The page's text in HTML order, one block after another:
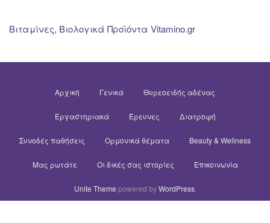
Βιταμίνες, Βιολογικά Προϊόντα Vitamino.gr
Αρχική Γενικά Θυρεοειδής αδένας
Εργαστηριακά Έρευνες Διατροφή
Συνοδές παθήσεις Ορμονικά θέματα Beauty & Wellness
Μας ρωτάτε Οι δικές σας ιστορίες Επικοινωνία
Unite Theme powered byWordPress.